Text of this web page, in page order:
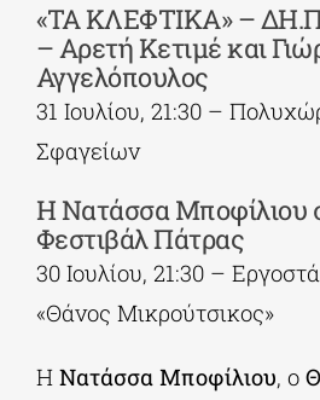
«ΤΑ ΚΛΕΦΤΙΚΑ» –
– Αρετή Κετιμέ και
Αγγελόπουλος
31 Ιουλίου, 21:30 –
Σφαγείων
Η Νατάσσα Μποφίλιου
Φεστιβάλ Πάτρας
30 Ιουλίου, 21:30 –
«Θάνος Μικρούτσικος»
ΗΝατάσσα Μποφίλιου, ο